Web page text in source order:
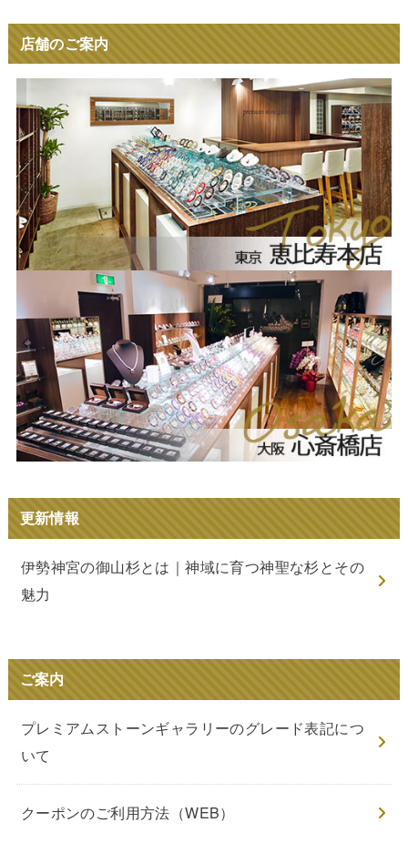
店舗のご案内
更新情報
伊勢神宮の御山杉とは｜神域に育つ神聖な杉とその
魅力
ご案内
プレミアムストーンギャラリーのグレード表記につ
いて
クーポンのご利用方法（WEB）